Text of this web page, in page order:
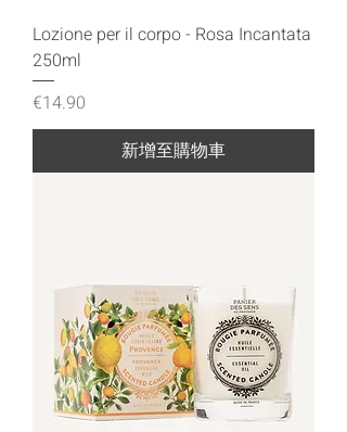
Lozione per il corpo - Rosa Incantata
250ml
價格
€14.90
新增至購物車